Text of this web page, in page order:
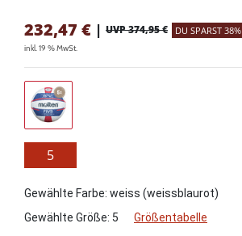
232,47 € | UVP 374,95 € DU SPARST 38%
inkl. 19 % MwSt.
5
Gewählte Farbe: weiss (weissblaurot)
Gewählte Größe: 5 Größentabelle